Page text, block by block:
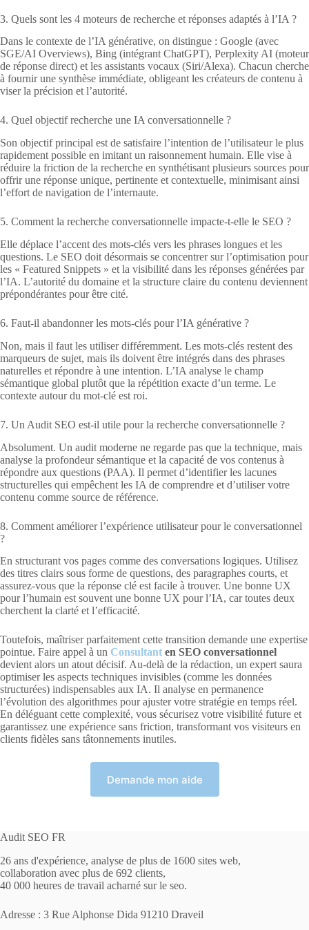
3. Quels sont les 4 moteurs de recherche et réponses adaptés à l’IA ?
Dans le contexte de l’IA générative, on distingue : Google (avec
SGE/AI Overviews), Bing (intégrant ChatGPT), Perplexity AI (moteur
de réponse direct) et les assistants vocaux (Siri/Alexa). Chacun cherche
à fournir une synthèse immédiate, obligeant les créateurs de contenu à
viser la précision et l’autorité.
4. Quel objectif recherche une IA conversationnelle ?
Son objectif principal est de satisfaire l’intention de l’utilisateur le plus
rapidement possible en imitant un raisonnement humain. Elle vise à
réduire la friction de la recherche en synthétisant plusieurs sources pour
offrir une réponse unique, pertinente et contextuelle, minimisant ainsi
l’effort de navigation de l’internaute.
5. Comment la recherche conversationnelle impacte-t-elle le SEO ?
Elle déplace l’accent des mots-clés vers les phrases longues et les
questions. Le SEO doit désormais se concentrer sur l’optimisation pour
les « Featured Snippets » et la visibilité dans les réponses générées par
l’IA. L’autorité du domaine et la structure claire du contenu deviennent
prépondérantes pour être cité.
6. Faut-il abandonner les mots-clés pour l’IA générative ?
Non, mais il faut les utiliser différemment. Les mots-clés restent des
marqueurs de sujet, mais ils doivent être intégrés dans des phrases
naturelles et répondre à une intention. L’IA analyse le champ
sémantique global plutôt que la répétition exacte d’un terme. Le
contexte autour du mot-clé est roi.
7. Un Audit SEO est-il utile pour la recherche conversationnelle ?
Absolument. Un audit moderne ne regarde pas que la technique, mais
analyse la profondeur sémantique et la capacité de vos contenus à
répondre aux questions (PAA). Il permet d’identifier les lacunes
structurelles qui empêchent les IA de comprendre et d’utiliser votre
contenu comme source de référence.
8. Comment améliorer l’expérience utilisateur pour le conversationnel
?
En structurant vos pages comme des conversations logiques. Utilisez
des titres clairs sous forme de questions, des paragraphes courts, et
assurez-vous que la réponse clé est facile à trouver. Une bonne UX
pour l’humain est souvent une bonne UX pour l’IA, car toutes deux
cherchent la clarté et l’efficacité.
Toutefois, maîtriser parfaitement cette transition demande une expertise
pointue. Faire appel à un Consultant en SEO conversationnel
devient alors un atout décisif. Au-delà de la rédaction, un expert saura
optimiser les aspects techniques invisibles (comme les données
structurées) indispensables aux IA. Il analyse en permanence
l’évolution des algorithmes pour ajuster votre stratégie en temps réel.
En déléguant cette complexité, vous sécurisez votre visibilité future et
garantissez une expérience sans friction, transformant vos visiteurs en
clients fidèles sans tâtonnements inutiles.
Demande mon aide
Audit SEO FR
26 ans d'expérience, analyse de plus de 1600 sites web,
collaboration avec plus de 692 clients,
40 000 heures de travail acharné sur le seo.
Adresse : 3 Rue Alphonse Dida 91210 Draveil